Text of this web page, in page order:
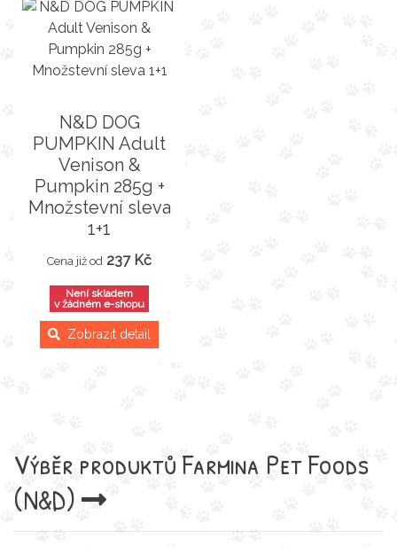
N&D DOG
PUMPKIN Adult
Venison &
Pumpkin 285g +
Množstevní sleva
1+1
Cena již od 237 Kč
Není skladem
v žádném e-shopu
Zobrazit detail
Výběr produktůFarmina Pet Foods
(N&D)